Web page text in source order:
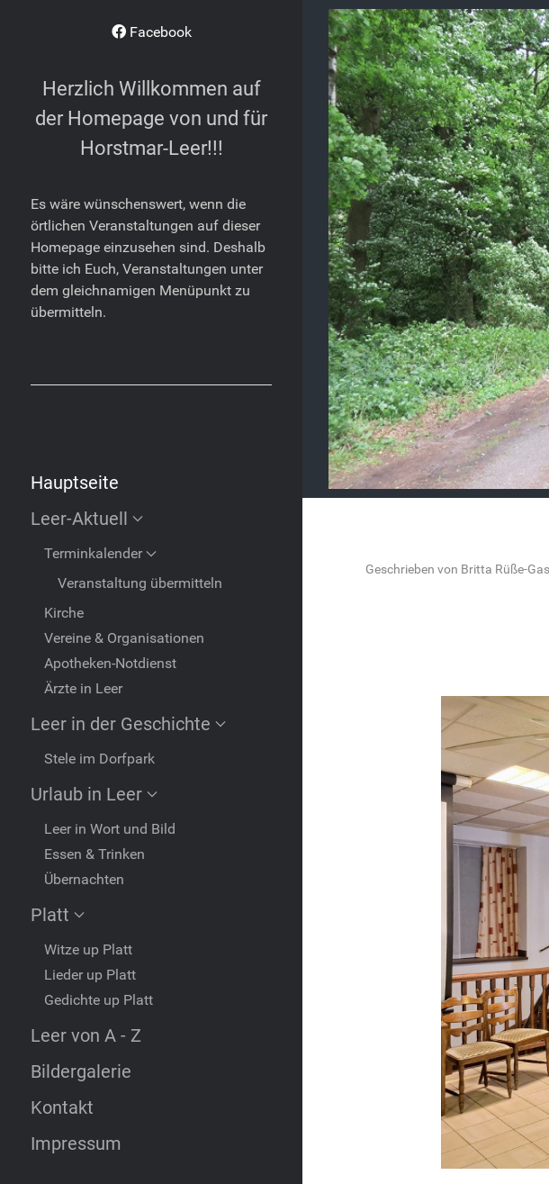
Facebook
Herzlich Willkommen auf
der Homepage von und für
Horstmar-Leer!!!
Es wäre wünschenswert, wenn die
örtlichen Veranstaltungen auf dieser
Homepage einzusehen sind. Deshalb
bitte ich Euch, Veranstaltungen unter
dem gleichnamigen Menüpunkt zu
übermitteln.
Hauptseite
Leer-Aktuell
Terminkalender
Veranstaltung übermitteln
Kirche
Vereine & Organisationen
Apotheken-Notdienst
Ärzte in Leer
Leer in der Geschichte
Stele im Dorfpark
Urlaub in Leer
Leer in Wort und Bild
Essen & Trinken
Übernachten
Platt
Witze up Platt
Lieder up Platt
Gedichte up Platt
Leer von A - Z
Bildergalerie
Kontakt
Impressum
Geschrieben von Britta Rüße-